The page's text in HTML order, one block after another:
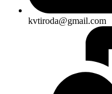
kvtiroda@gmail.com